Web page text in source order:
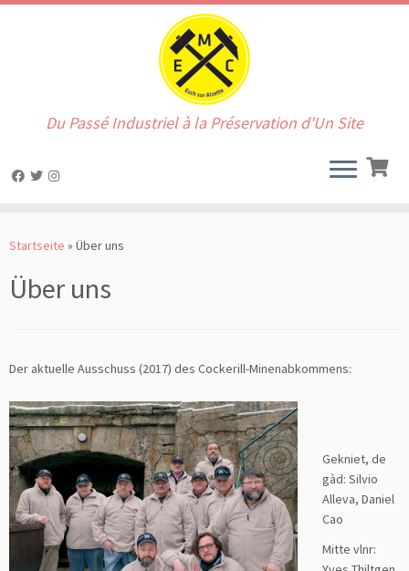
Inhalt
Du Passé Industriel à la Préservation d'Un Site
Startseite » Über uns
Über uns
Der aktuelle Ausschuss (2017) des Cockerill-Minenabkommens:
Gekniet, de
gàd: Silvio
Alleva, Daniel
Cao
Mitte vlnr: